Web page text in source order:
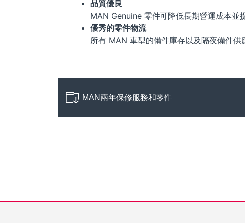
品質優良
MAN Genuine 零件可降低長期營運成本並
優秀的零件物流
所有 MAN 車型的備件庫存以及隔夜備件供
MAN兩年保修服務和零件